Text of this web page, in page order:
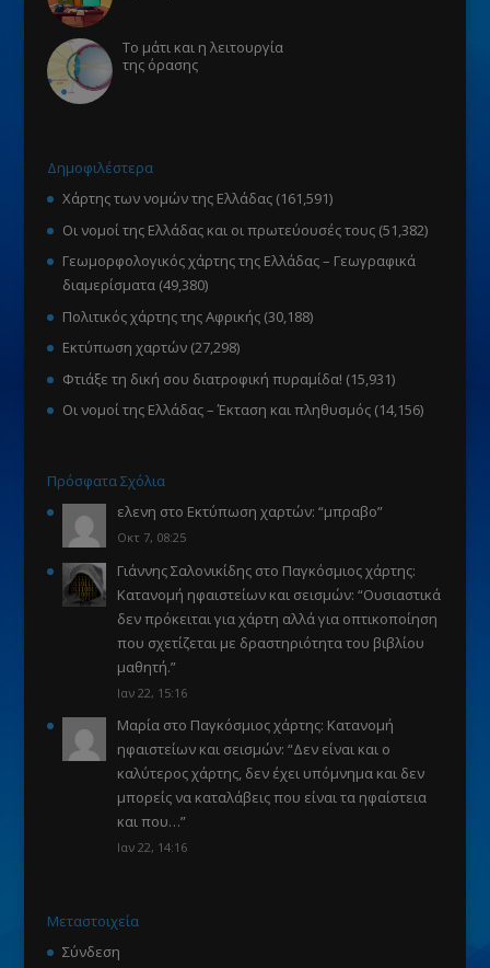
Το μάτι και η λειτουργία
της όρασης
Δημοφιλέστερα
Χάρτης των νομών της Ελλάδας (161,591)
Οι νομοί της Ελλάδας και οι πρωτεύουσές τους (51,382)
Γεωμορφολογικός χάρτης της Ελλάδας – Γεωγραφικά
διαμερίσματα (49,380)
Πολιτικός χάρτης της Αφρικής (30,188)
Εκτύπωση χαρτών (27,298)
Φτιάξε τη δική σου διατροφική πυραμίδα! (15,931)
Οι νομοί της Ελλάδας – Έκταση και πληθυσμός (14,156)
Πρόσφατα Σχόλια
ελενη στο Εκτύπωση χαρτών: “μπραβο”
Οκτ 7, 08:25
Γιάννης Σαλονικίδηςστο Παγκόσμιος χάρτης:
Κατανομή ηφαιστείων και σεισμών: “Ουσιαστικά
δεν πρόκειται για χάρτη αλλά για οπτικοποίηση
που σχετίζεται με δραστηριότητα του βιβλίου
μαθητή.”
Ιαν 22, 15:16
Μαρίαστο Παγκόσμιος χάρτης: Κατανομή
ηφαιστείων και σεισμών: “Δεν είναι και ο
καλύτερος χάρτης, δεν έχει υπόμνημα και δεν
μπορείς να καταλάβεις που είναι τα ηφαίστεια
και που…”
Ιαν 22, 14:16
Μεταστοιχεία
Σύνδεση